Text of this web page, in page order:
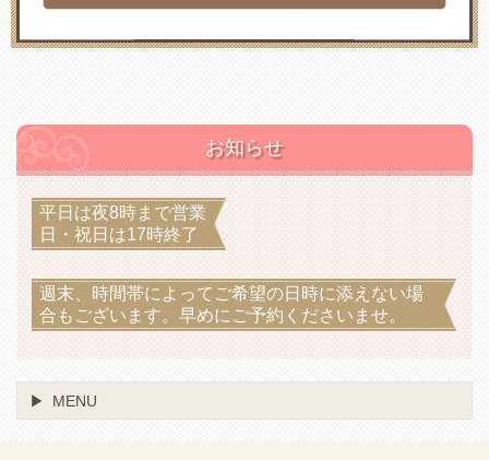
お知らせ
平日は夜8時まで営業
日・祝日は17時終了
週末、時間帯によってご希望の日時に添えない場
合もございます。早めにご予約くださいませ。
MENU